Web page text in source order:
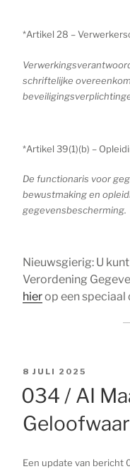
*Artikel 28 –
schriftelijke
*Artikel 39(1)(b) –
De functionaris voor
bewustmaking en
gegevensbescherming.
Nieuwsgierig: U
Verordening
hierop een speciaal
GEPLAATST
OP
8 JULI 2025
034 / AI
Een update van bericht